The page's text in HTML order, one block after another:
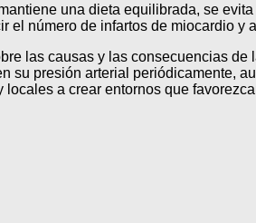
una dieta equilibrada, se
el número de infartos de miocardio y
las causas y las consecuencias
su presión arterial periódicamente,
a crear entornos que